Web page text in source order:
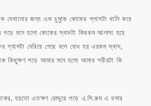
দেখানোর জন্য এক চুমুকে কোকের গ্লাসটা খালি করে
পড়ে মনে হলো কোকের স্বাদটা কিরকম আলাদা হয়ে
গ্যাসটা বেরিয়ে গেছে বলে বোধ হয় এরকম স্বাদ,
কিছুক্ষণ পড়ে আমার মনে হলো আমার শরীরটা কি
হয়তো এতক্ষণ রোদ্দুরে পড়ে এ.সি.রুম এ বসার